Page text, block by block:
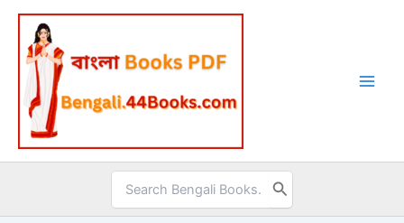
Skip
content
Search
for: